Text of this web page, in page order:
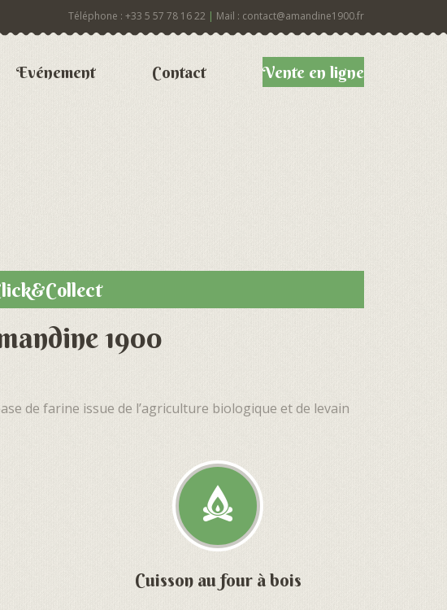
Téléphone : +33 5 57 78 16 22 | Mail : contact@amandine1900.fr
Evénement Contact Vente en ligne
1900
de farine issue de l’agriculture biologique et de levain
Cuisson au four à bois